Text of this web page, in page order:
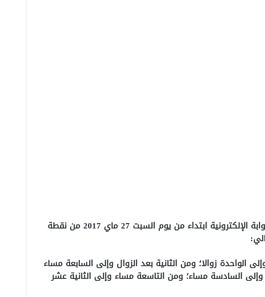
وسيتم سحب التذاكر المقتناة عبر البوابة الإلكترونية ابتداء من يوم السبت 27 ماي 2017 من نقطة
الواحدة زوالا؛ ومن الثانية بعد الزوال وإلى السابعة مساء
السادسة مساء؛ ومن التاسعة مساء وإلى الثانية عشر